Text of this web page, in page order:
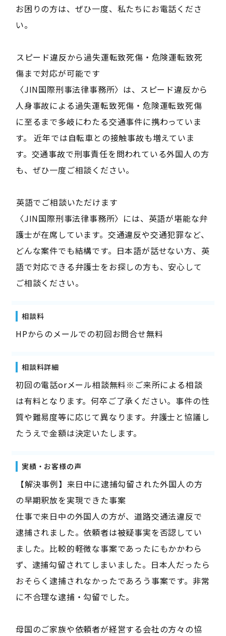
お困りの方は、ぜひ一度、私たちにお電話くださ
い。
――スピード違反から過失運転致死傷・危険運転致死
傷まで対応が可能です――
〈JIN国際刑事法律事務所〉は、スピード違反から
人身事故による過失運転致死傷・危険運転致死傷
に至るまで多岐にわたる交通事件に携わっていま
す。 近年では自転車との接触事故も増えていま
す。交通事故で刑事責任を問われている外国人の方
も、ぜひ一度ご相談ください。
――英語でご相談いただけます――
〈JIN国際刑事法律事務所〉には、英語が堪能な弁
護士が在席しています。交通違反や交通犯罪など、
どんな案件でも結構です。日本語が話せない方、英
語で対応できる弁護士をお探しの方も、安心して
ご相談ください。
相談料
HPからのメールでの初回お問合せ無料
相談料詳細
初回の電話orメール相談無料※ご来所による相談
は有料となります。何卒ご了承ください。事件の性
質や難易度等に応じて異なります。弁護士と協議し
たうえで金額は決定いたします。
実績・お客様の声
――【解決事例】来日中に逮捕勾留された外国人の方
の早期釈放を実現できた事案――
仕事で来日中の外国人の方が、道路交通法違反で
逮捕されました。依頼者は被疑事実を否認してい
ました。比較的軽微な事案であったにもかかわら
ず、逮捕勾留されてしまいました。日本人だったら
おそらく逮捕されなかったであろう事案です。非常
に不合理な逮捕・勾留でした。
母国のご家族や依頼者が経営する会社の方々の協